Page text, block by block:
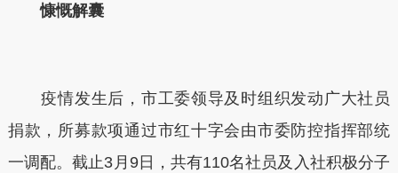
慷慨解囊
疫情发生后，市工委领导及时组织发动广大社员
捐款，所募款项通过市红十字会由市委防控指挥部统
一调配。截止3月9日，共有110名社员及入社积极分子